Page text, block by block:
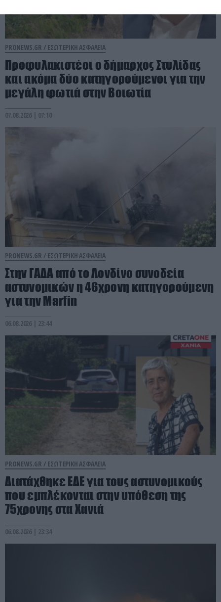
PRONEWS.GR / ΕΣΩΤΕΡΙΚΗ ΑΣΦΑΛΕΙΑ
Προφυλακιστέοι ο δήμαρχος Στυλίδας
και ακόμα δύο κατηγορούμενοι για την
μεγάλη φωτιά στην Βοιωτία
07.08.2026 | 07:10
PRONEWS.GR / ΕΣΩΤΕΡΙΚΗ ΑΣΦΑΛΕΙΑ
Στην ΓΑΔΑ από το Λονδίνο συνοδεία
αστυνομικών η 46χρονη κατηγορούμενη
για την Marfin
06.08.2026 | 23:44
PRONEWS.GR / ΕΣΩΤΕΡΙΚΗ ΑΣΦΑΛΕΙΑ
Διατάχθηκε ΕΔΕ για τους αστυνομικούς
που εμπλέκονται στην υπόθεση της
75χρονης στα Χανιά
06.08.2026 | 23:34